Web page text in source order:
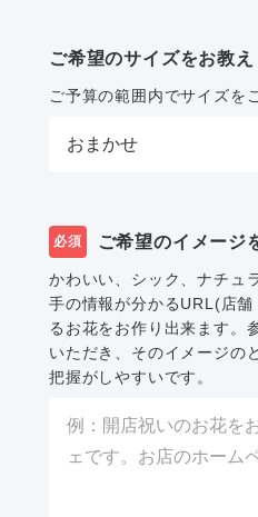
ご希望のサイズをお教え
ご予算の範囲内でサイズを
必須 ご希望のイメージ
かわいい、シック、ナチュ
手の情報が分かるURL(店
るお花をお作り出来ます。
いただき、そのイメージの
把握がしやすいです。